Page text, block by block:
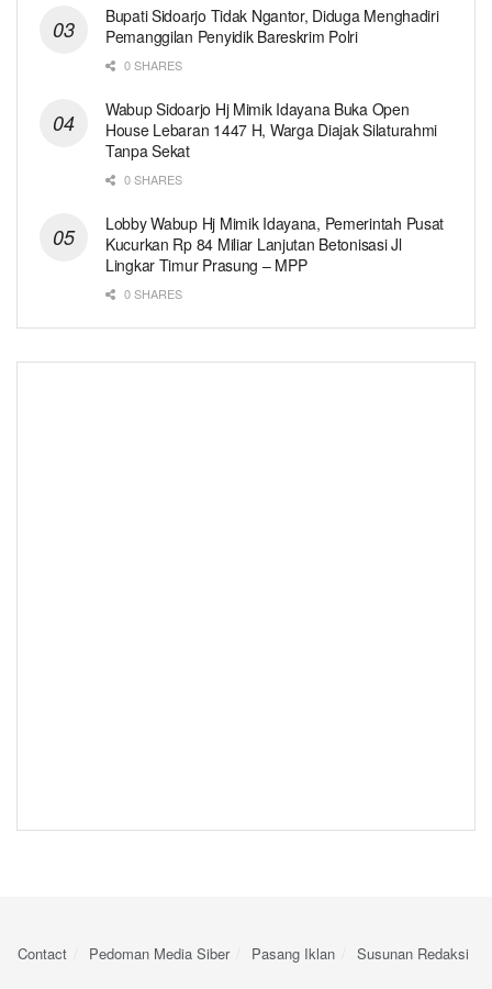
Bupati Sidoarjo Tidak Ngantor, Diduga Menghadiri
Pemanggilan Penyidik Bareskrim Polri
0 SHARES
Wabup Sidoarjo Hj Mimik Idayana Buka Open
House Lebaran 1447 H, Warga Diajak Silaturahmi
Tanpa Sekat
0 SHARES
Lobby Wabup Hj Mimik Idayana, Pemerintah Pusat
Kucurkan Rp 84 Miliar Lanjutan Betonisasi Jl
Lingkar Timur Prasung – MPP
0 SHARES
Contact Pedoman Media Siber Pasang Iklan Susunan Redaksi